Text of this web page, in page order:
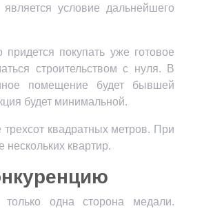
условие дальнейшего
придется покупать уже готовое
строительством с нуля. В
помещение будет бывшей
будет минимальной.
квадратных метров. При
квартир.
одна сторона медали.